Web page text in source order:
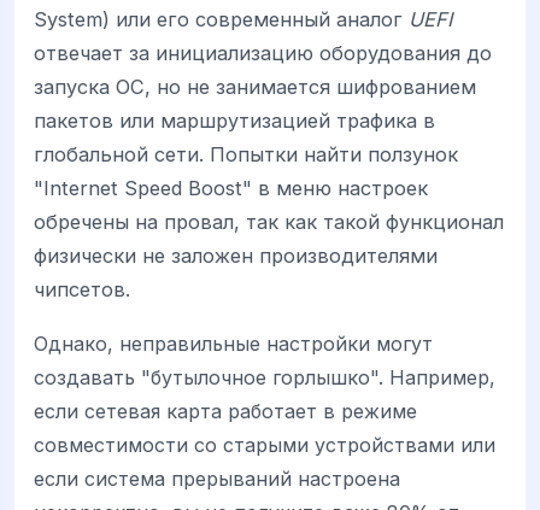
System) или его современный аналог UEFI
отвечает за инициализацию оборудования до
запуска ОС, но не занимается шифрованием
пакетов или маршрутизацией трафика в
глобальной сети. Попытки найти ползунок
"Internet Speed Boost" в меню настроек
обречены на провал, так как такой функционал
физически не заложен производителями
чипсетов.
Однако, неправильные настройки могут
создавать "бутылочное горлышко". Например,
если сетевая карта работает в режиме
совместимости со старыми устройствами или
если система прерываний настроена